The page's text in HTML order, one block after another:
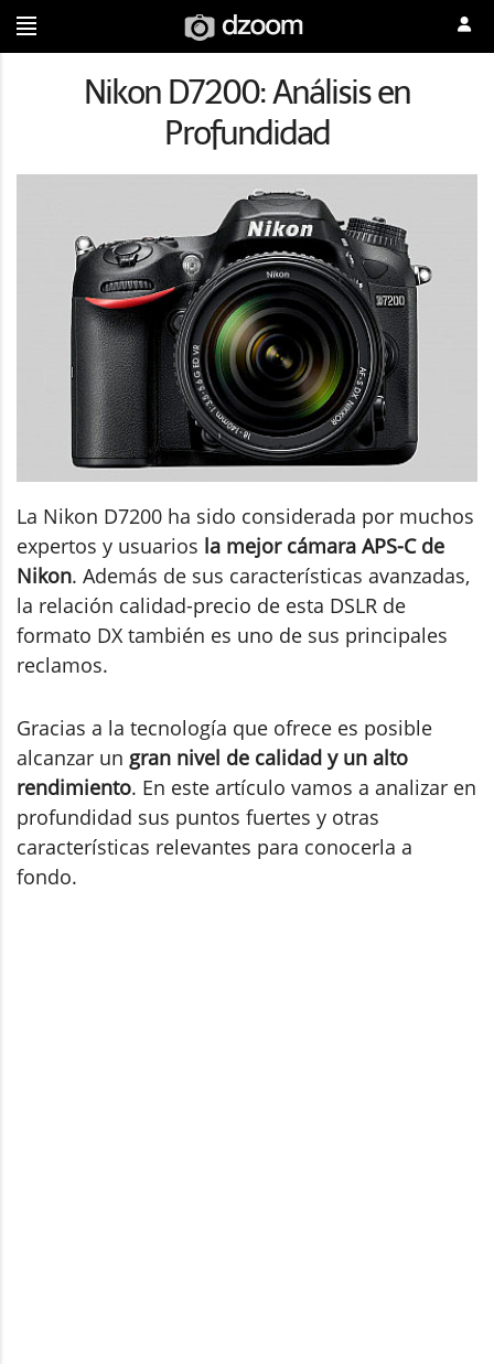
Nikon D7200: Análisis en
Profundidad
La Nikon D7200 ha sido considerada por muchos
expertos y usuarios la mejor cámara APS-C de
Nikon. Además de sus características avanzadas,
la relación calidad-precio de esta DSLR de
formato DX también es uno de sus principales
reclamos.
Gracias a la tecnología que ofrece es posible
alcanzar un gran nivel de calidad y un alto
rendimiento. En este artículo vamos a analizar en
profundidad sus puntos fuertes y otras
características relevantes para conocerla a
fondo.